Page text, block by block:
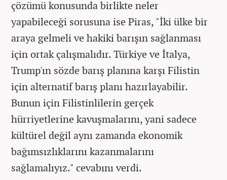
çözümü konusunda birlikte neler
yapabileceği sorusuna ise Piras, "İki ülke bir
araya gelmeli ve hakiki barışın sağlanması
için ortak çalışmalıdır. Türkiye ve İtalya,
Trump'ın sözde barış planına karşı Filistin
için alternatif barış planı hazırlayabilir.
Bunun için Filistinlilerin gerçek
hürriyetlerine kavuşmalarını, yani sadece
kültürel değil aynı zamanda ekonomik
bağımsızlıklarını kazanmalarını
sağlamalıyız." cevabını verdi.